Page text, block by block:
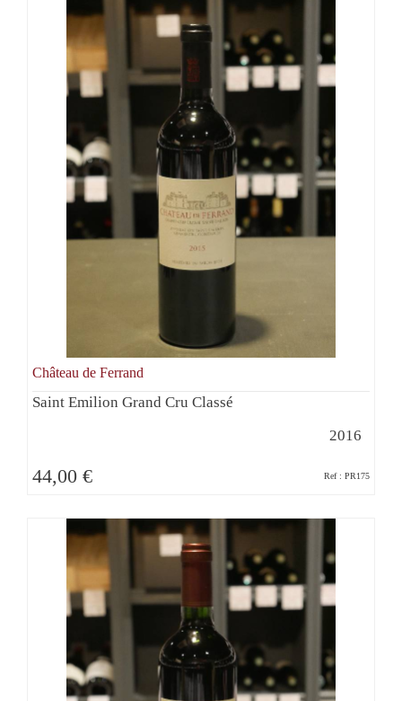
Château de Ferrand
Saint Emilion Grand Cru Classé
2016
44,00 € Ref : PR175